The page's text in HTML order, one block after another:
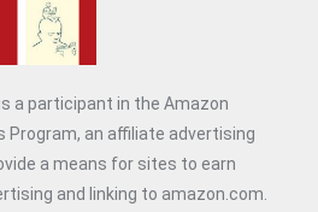
a participant in the Amazon
Program, an affiliate advertising
a means for sites to earn
and linking to amazon.com.